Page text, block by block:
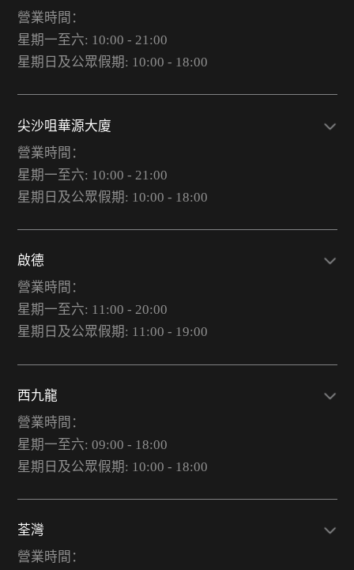
營業時間：
星期一至六: 10:00 - 21:00
星期日及公眾假期: 10:00 - 18:00
尖沙咀華源大廈
營業時間：
星期一至六: 10:00 - 21:00
星期日及公眾假期: 10:00 - 18:00
啟德
營業時間：
星期一至六: 11:00 - 20:00
星期日及公眾假期: 11:00 - 19:00
西九龍
營業時間：
星期一至六: 09:00 - 18:00
星期日及公眾假期: 10:00 - 18:00
荃灣
營業時間：